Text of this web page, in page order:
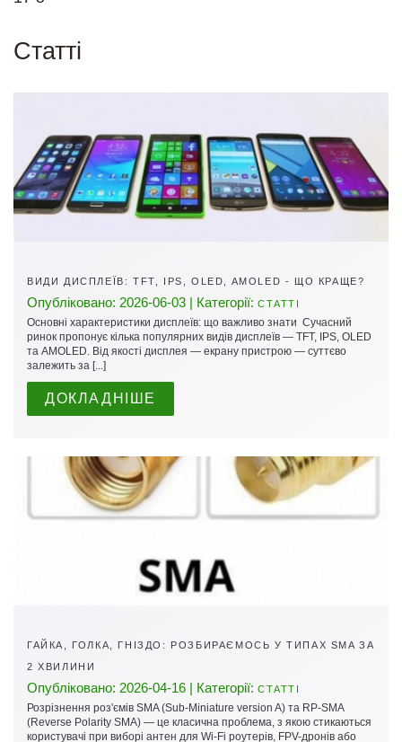
Cтатті
ВИДИ ДИСПЛЕЇВ: TFT, IPS, OLED, AMOLED - ЩО КРАЩЕ?
Опубліковано: 2026-06-03 | Категорії: СТАТТІ
Основні характеристики дисплеїв: що важливо знати Сучасний
ринок пропонує кілька популярних видів дисплеїв — TFT, IPS, OLED
та AMOLED. Від якості дисплея — екрану пристрою — суттєво
залежить за [...]
ДОКЛАДНІШЕ
ГАЙКА, ГОЛКА, ГНІЗДО: РОЗБИРАЄМОСЬ У ТИПАХ SMA ЗА
2 ХВИЛИНИ
Опубліковано: 2026-04-16 | Категорії: СТАТТІ
Розрізнення роз'ємів SMA (Sub-Miniature version A) та RP-SMA
(Reverse Polarity SMA) — це класична проблема, з якою стикаються
користувачі при виборі антен для Wi-Fi роутерів, FPV-дронів або